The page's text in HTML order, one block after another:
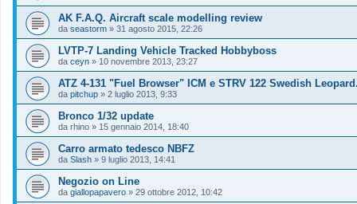
AK F.A.Q. Aircraft scale modelling review
da seastorm » 31 agosto 2015, 22:26
LVTP-7 Landing Vehicle Tracked Hobbyboss
da ceyn » 10 novembre 2013, 23:27
ATZ 4-131 "Fuel Browser" ICM e STRV 122 Swedish
da pitchup » 2 luglio 2013, 9:33
Bronco 1/32 update
da rhino » 15 gennaio 2014, 18:40
Carro armato tedesco NBFZ
da Slash » 9 luglio 2013, 14:41
Negozio on Line
da giallopapavero » 29 ottobre 2012, 10:42